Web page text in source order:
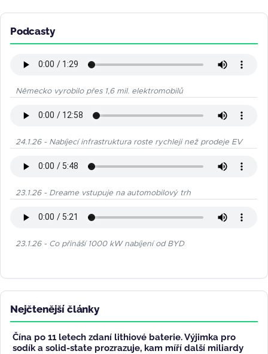
Podcasty
Německo vyrobilo přes 1,6 mil. elektromobilů
24.1.26 - Nabíjecí infrastruktura roste rychleji než prodeje EV
23.1.26 - Dreame vstupuje na automobilový trh
23.1.26 - Co přináší 1000 kW nabíjení od BYD
Nejčtenější články
Čína po 11 letech zdaní lithiové baterie. Výjimka pro
sodík a solid-state prozrazuje, kam míří další miliardy